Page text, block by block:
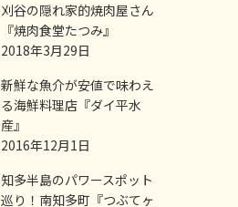
刈谷の隠れ家的焼肉屋さん
『焼肉食堂たつみ』
2018年3月29日
新鮮な魚介が安値で味わえ
る海鮮料理店『ダイ平水
産』
2016年12月1日
知多半島のパワースポット
巡り！南知多町『つぶてヶ